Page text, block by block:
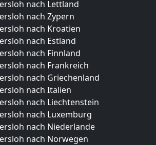
nach Lettland
nach Zypern
nach Kroatien
nach Estland
nach Finnland
nach Frankreich
nach Griechenland
nach Italien
nach Liechtenstein
nach Luxemburg
nach Niederlande
nach Norwegen